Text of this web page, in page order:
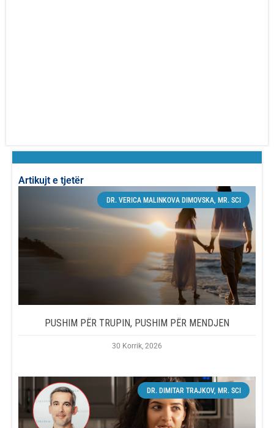
Artikujt e tjetër
DR. VERICA MALINKOVA DIMOVSKA, MR. SCI
PUSHIM PËR TRUPIN, PUSHIM PËR MENDJEN
30 Korrik, 2026
DR. DIMITAR TRAJKOV, MR. SCI